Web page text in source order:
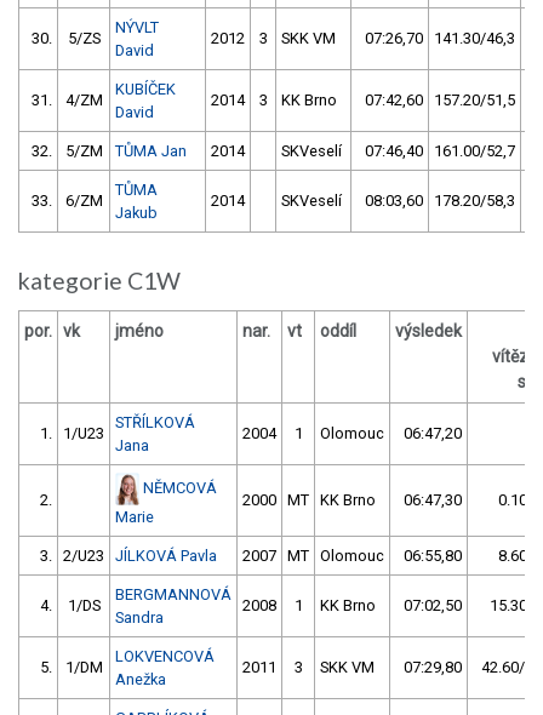
30. 5/ZS
NÝVLT
David
2012 3 SKK VM 07:26,70 141.30/46,3
31. 4/ZM
KUBÍČEK
David
2014 3 KK Brno 07:42,60 157.20/51,5
32. 5/ZM TŮMA Jan 2014 SKVeselí 07:46,40 161.00/52,7
33. 6/ZM
TŮMA
Jakub
2014 SKVeselí 08:03,60 178.20/58,3
kategorie C1W
por. vk jméno nar. vt oddíl výsledek
s /
1. 1/U23
STŘÍLKOVÁ
Jana
2004 1 Olomouc 06:47,20
2.
NĚMCOVÁ
Marie
2000 MT KK Brno 06:47,30 0.10/
3. 2/U23 JÍLKOVÁ Pavla 2007 MT Olomouc 06:55,80 8.60/
4. 1/DS
BERGMANNOVÁ
Sandra
2008 1 KK Brno 07:02,50 15.30/
5. 1/DM
LOKVENCOVÁ
Anežka
2011 3 SKK VM 07:29,80 42.60/